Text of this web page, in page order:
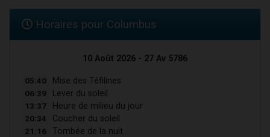
Horaires pour Columbus
10 Août 2026 - 27 Av 5786
05:40 Mise des Téfilines
06:39 Lever du soleil
13:37 Heure de milieu du jour
20:34 Coucher du soleil
21:16 Tombée de la nuit